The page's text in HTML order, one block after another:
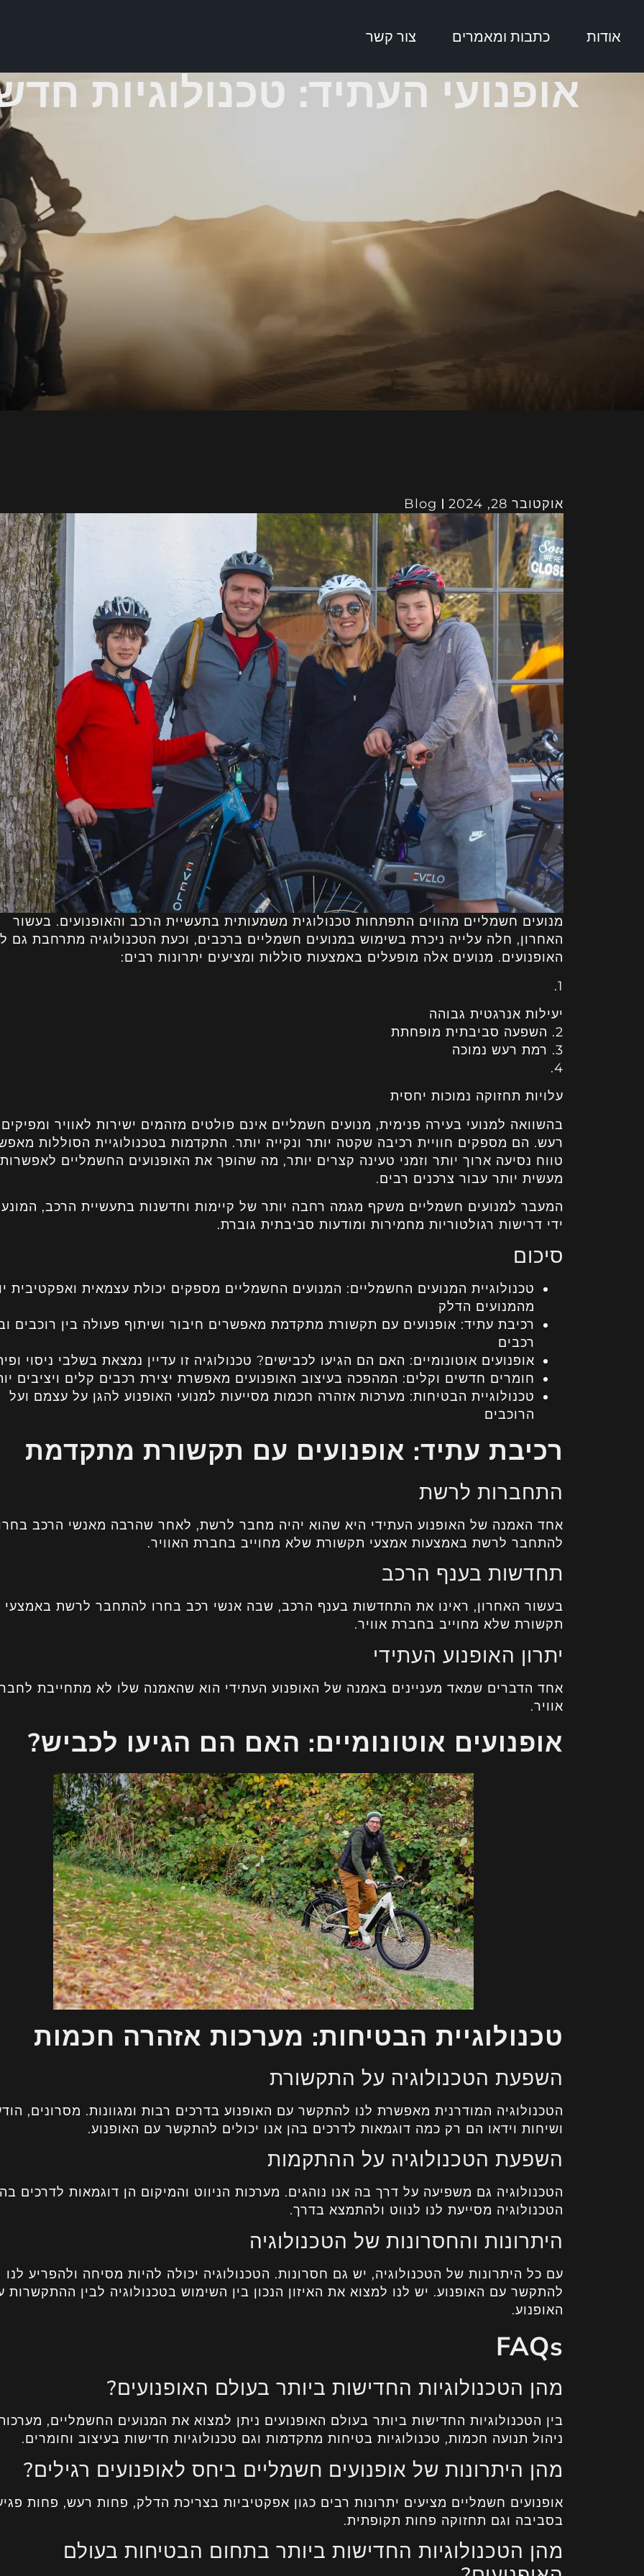
אודות כתבות ומאמרים צור קשר
אופנועי העתיד: טכנולוגיות
אוקטובר 28, 2024 Blog
מנועים חשמליים מהווים התפתחות טכנולוגית משמעותית בתעשיית הרכב והאופנועים. בעשור
האחרון, חלה עלייה ניכרת בשימוש במנועים חשמליים ברכבים, וכעת הטכנולוגיה מתרחבת גם
האופנועים. מנועים אלה מופעלים באמצעות סוללות ומציעים יתרונות רבים:
1.
יעילות אנרגטית גבוהה
2. השפעה סביבתית מופחתת
3. רמת רעש נמוכה
4.
עלויות תחזוקה נמוכות יחסית
בהשוואה למנועי בעירה פנימית, מנועים חשמליים אינם פולטים מזהמים ישירות לאוויר
רעש. הם מספקים חוויית רכיבה שקטה יותר ונקייה יותר. התקדמות בטכנולוגיית הסוללות
טווח נסיעה ארוך יותר וזמני טעינה קצרים יותר, מה שהופך את האופנועים החשמליים לאפשרות
מעשית יותר עבור צרכנים רבים.
המעבר למנועים חשמליים משקף מגמה רחבה יותר של קיימות וחדשנות בתעשיית הרכב,
ידי דרישות רגולטוריות מחמירות ומודעות סביבתית גוברת.
סיכום
טכנולוגיית המנועים החשמליים: המנועים החשמליים מספקים יכולת עצמאית ואפקטיבית
מהמנועים הדלק
רכיבת עתיד: אופנועים עם תקשורת מתקדמת מאפשרים חיבור ושיתוף פעולה בין רוכבים
רכבים
אופנועים אוטונומיים: האם הם הגיעו לכבישים? טכנולוגיה זו עדיין נמצאת בשלבי ניסוי
חומרים חדשים וקלים: המהפכה בעיצוב האופנועים מאפשרת יצירת רכבים קלים ויציבים
טכנולוגיית הבטיחות: מערכות אזהרה חכמות מסייעות למנועי האופנוע להגן על עצמם ועל
הרוכבים
רכיבת עתיד: אופנועים עם תקשורת מתקדמת
התחברות לרשת
אחד האמנה של האופנוע העתידי היא שהוא יהיה מחבר לרשת, לאחר שהרבה מאנשי הרכב
להתחבר לרשת באמצעות אמצעי תקשורת שלא מחוייב בחברת האוויר.
תחדשות בענף הרכב
בעשור האחרון, ראינו את התחדשות בענף הרכב, שבה אנשי רכב בחרו להתחבר לרשת באמצעי
תקשורת שלא מחוייב בחברת אוויר.
יתרון האופנוע העתידי
אחד הדברים שמאד מעניינים באמנה של האופנוע העתידי הוא שהאמנה שלו לא מתחייבת
אוויר.
אופנועים אוטונומיים: האם הם הגיעו לכביש?
טכנולוגיית הבטיחות: מערכות אזהרה חכמות
השפעת הטכנולוגיה על התקשורת
הטכנולוגיה המודרנית מאפשרת לנו להתקשר עם האופנוע בדרכים רבות ומגוונות. מסרונים,
ושיחות וידאו הם רק כמה דוגמאות לדרכים בהן אנו יכולים להתקשר עם האופנוע.
השפעת הטכנולוגיה על ההתקמות
הטכנולוגיה גם משפיעה על דרך בה אנו נוהגים. מערכות הניווט והמיקום הן דוגמאות לדרכים
הטכנולוגיה מסייעת לנו לנווט ולהתמצא בדרך.
היתרונות והחסרונות של הטכנולוגיה
עם כל היתרונות של הטכנולוגיה, יש גם חסרונות. הטכנולוגיה יכולה להיות מסיחה ולהפריע לנו
להתקשר עם האופנוע. יש לנו למצוא את האיזון הנכון בין השימוש בטכנולוגיה לבין ההתקשרות
האופנוע.
FAQs
מהן הטכנולוגיות החדישות ביותר בעולם האופנועים?
בין הטכנולוגיות החדישות ביותר בעולם האופנועים ניתן למצוא את המנועים החשמליים,
ניהול תנועה חכמות, טכנולוגיות בטיחות מתקדמות וגם טכנולוגיות חדישות בעיצוב וחומרים.
מהן היתרונות של אופנועים חשמליים ביחס לאופנועים רגילים?
אופנועים חשמליים מציעים יתרונות רבים כגון אפקטיביות בצריכת הדלק, פחות רעש, פחות
בסביבה וגם תחזוקה פחות תקופתית.
מהן הטכנולוגיות החדישות ביותר בתחום הבטיחות בעולם